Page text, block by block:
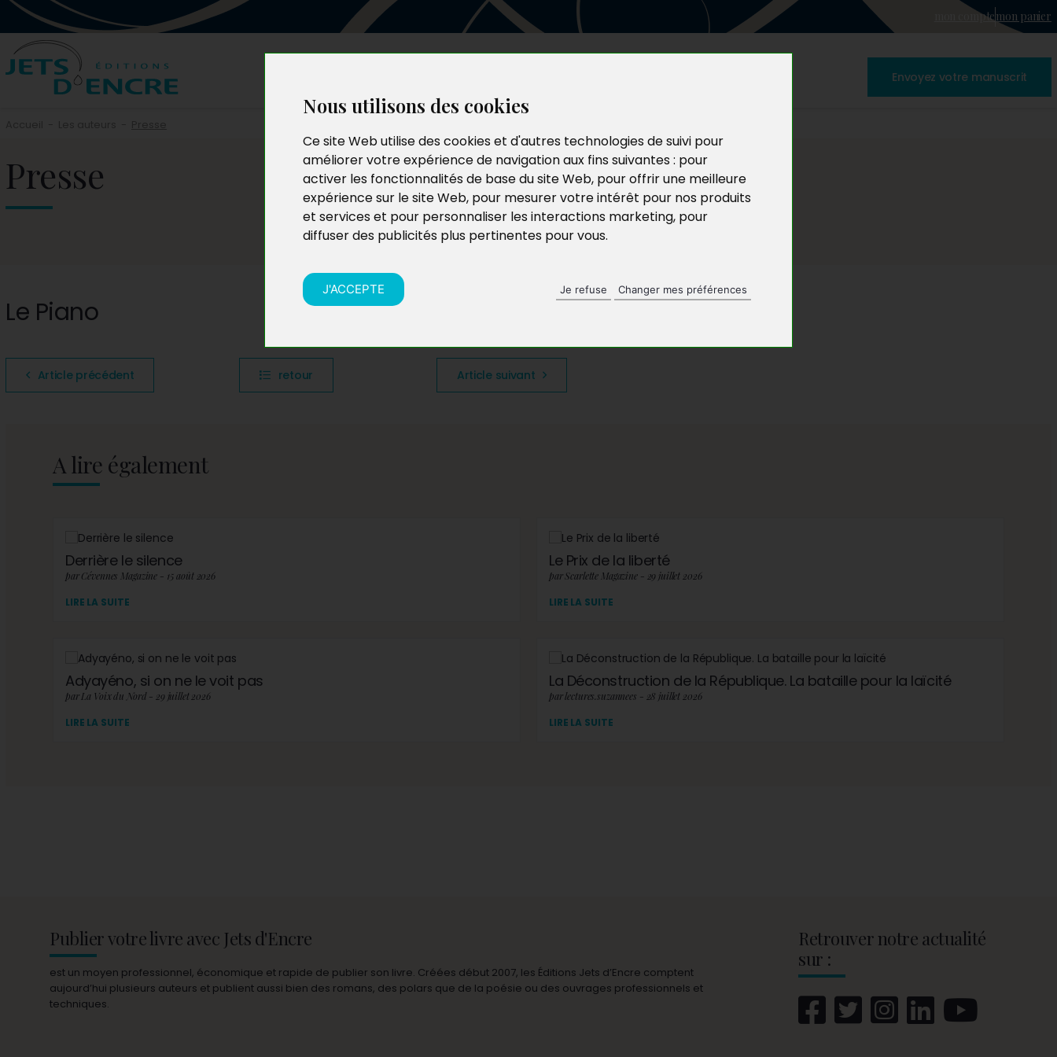
Nous utilisons des cookies
Ce site Web utilise des cookies et d'autres technologies de suivi pour
améliorer votre expérience de navigation aux fins suivantes : pour
activer les fonctionnalités de base du site Web, pour offrir une meilleure
expérience sur le site Web, pour mesurer votre intérêt pour nos produits
et services et pour personnaliser les interactions marketing, pour
diffuser des publicités plus pertinentes pour vous.
J'ACCEPTE Je refuse Changer mes préférences
mon comptemon panier
Envoyez votre manuscrit
Presse
Le Piano
Article précédent retour Article suivant
A lire également
Derrière le silence
par Cévennes Magazine - 15 août 2026
LIRE LA SUITE
Le Prix de la liberté
par Scarlette Magazine - 29 juillet 2026
LIRE LA SUITE
Adyayéno, si on ne le voit pas
par La Voix du Nord - 29 juillet 2026
LIRE LA SUITE
La Déconstruction de la République. La bataille pour la laïcité
par lectures.suzannees - 28 juillet 2026
LIRE LA SUITE
Publier votre livre avec Jets d'Encre
est un moyen professionnel, économique et rapide de publier son livre. Créées début 2007, les Éditions Jets d’Encre comptent
aujourd’hui plusieurs auteurs et publient aussi bien des romans, des polars que de la poésie ou des ouvrages professionnels et
techniques.
Retrouver notre actualité
sur :